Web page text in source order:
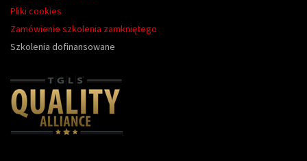
Pliki cookies
Zamówienie szkolenia zamkniętego
Szkolenia dofinansowane